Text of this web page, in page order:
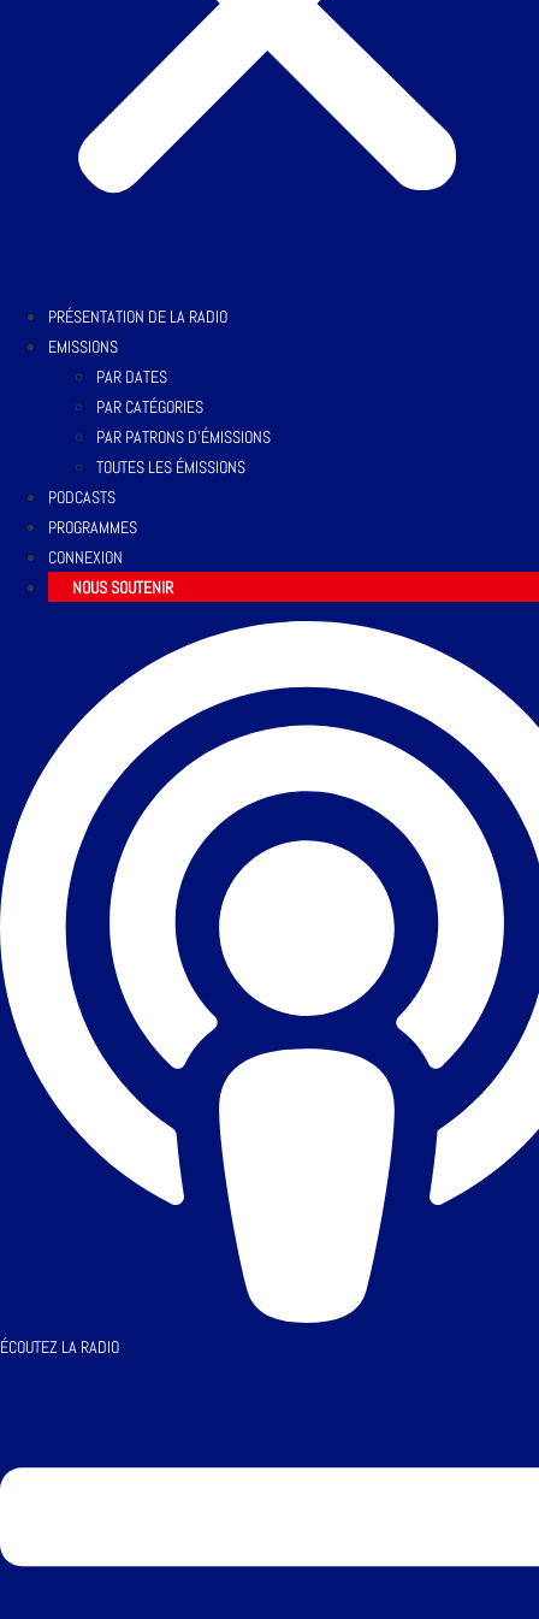
PRÉSENTATION DE LA RADIO
EMISSIONS
PAR DATES
PAR CATÉGORIES
PAR PATRONS D’ÉMISSIONS
TOUTES LES ÉMISSIONS
PODCASTS
PROGRAMMES
CONNEXION
NOUS SOUTENIR
ÉCOUTEZ LA RADIO